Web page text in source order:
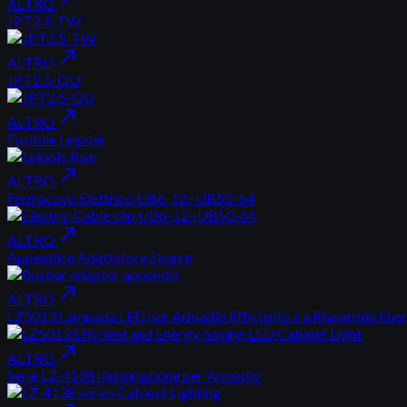
JPT2.5-TW
ALTRO north_east
JPT2.5-QU
ALTRO north_east
Fusibile Leipole
ALTRO north_east
Fermacavo Elettrico UB6-12~UB50-64
ALTRO north_east
Appendice Adattatore Sbarre
ALTRO north_east
LZ5013 Lampada LED per Armadio Efficiente e a Risparmio
ALTRO north_east
Serie LZ-4138 Illuminazione per Armadio